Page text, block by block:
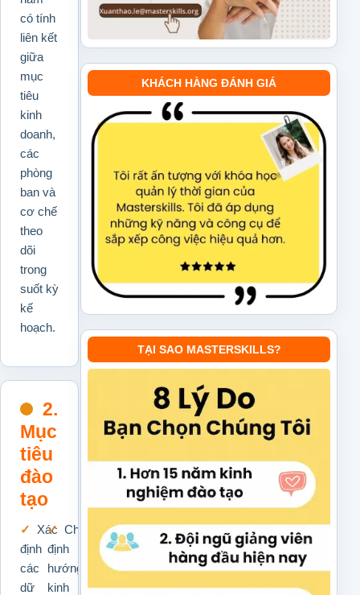
có tính
liên kết
giữa
mục
tiêu
kinh
doanh,
các
phòng
ban và
cơ chế
theo
dõi
trong
suốt kỳ
kế
hoạch.
2.
Mục
tiêu
đào
tạo
Xác
định
các
dữ
Chuyển
định
hướng
kinh
KHÁCH HÀNG ĐÁNH GIÁ
TẠI SAO MASTERSKILLS?